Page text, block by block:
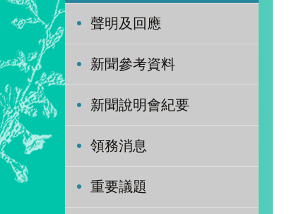
聲明及回應
新聞參考資料
新聞說明會紀要
領務消息
重要議題